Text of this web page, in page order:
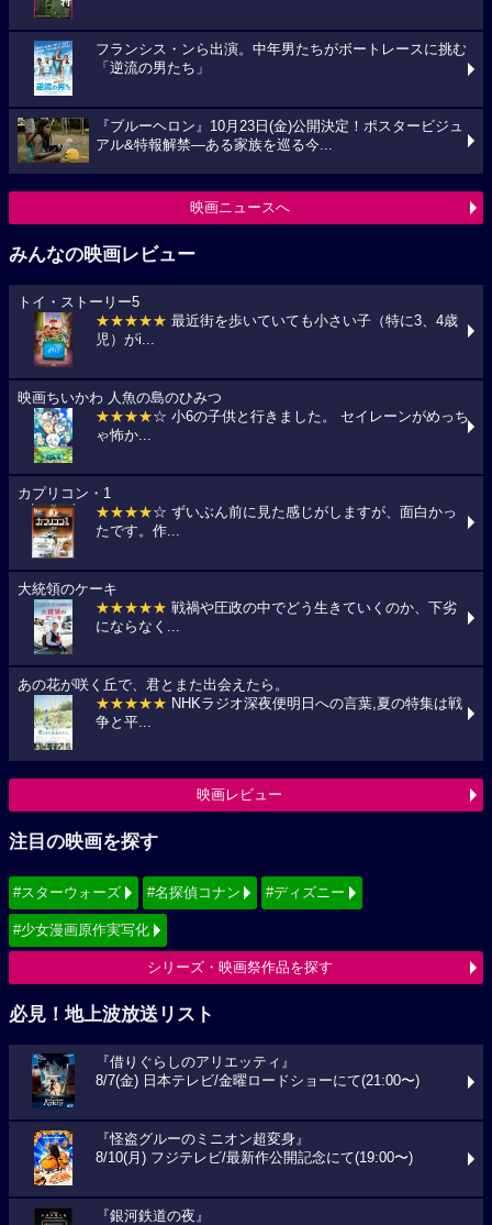
フランシス・ンら出演。中年男たちがボートレースに挑む
「逆流の男たち」
『ブルーヘロン』10月23日(金)公開決定！ポスタービジュ
アル&特報解禁―ある家族を巡る今...
映画ニュースへ
みんなの映画レビュー
トイ・ストーリー5
★★★★★ 最近街を歩いていても小さい子（特に3、4歳
児）がi...
映画ちいかわ 人魚の島のひみつ
★★★★☆ 小6の子供と行きました。 セイレーンがめっち
ゃ怖か...
カプリコン・1
★★★★☆ ずいぶん前に見た感じがしますが、面白かっ
たです。作...
大統領のケーキ
★★★★★ 戦禍や圧政の中でどう生きていくのか、下劣
にならなく...
あの花が咲く丘で、君とまた出会えたら。
★★★★★ NHKラジオ深夜便明日への言葉,夏の特集は戦
争と平...
映画レビュー
注目の映画を探す
#スターウォーズ #名探偵コナン #ディズニー
#少女漫画原作実写化
シリーズ・映画祭作品を探す
必見！地上波放送リスト
『借りぐらしのアリエッティ』
8/7(金) 日本テレビ/金曜ロードショーにて(21:00〜)
『怪盗グルーのミニオン超変身』
8/10(月) フジテレビ/最新作公開記念にて(19:00〜)
『銀河鉄道の夜』